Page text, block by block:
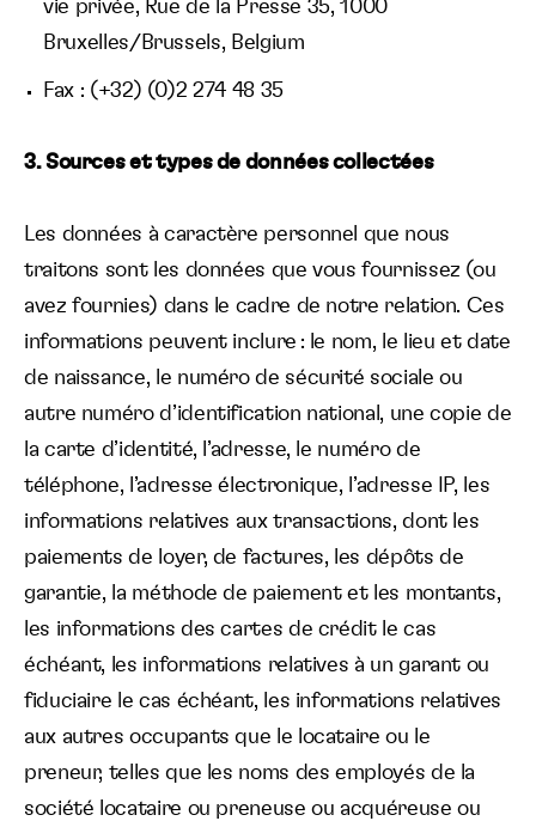
vie privée, Rue de la Presse 35, 1000
Bruxelles/Brussels, Belgium
Fax : (+32) (0)2 274 48 35
3. Sources et types de données collectées
Les données à caractère personnel que nous
traitons sont les données que vous fournissez (ou
avez fournies) dans le cadre de notre relation. Ces
informations peuvent inclure : le nom, le lieu et date
de naissance, le numéro de sécurité sociale ou
autre numéro d’identification national, une copie de
la carte d’identité, l’adresse, le numéro de
téléphone, l’adresse électronique, l’adresse IP, les
informations relatives aux transactions, dont les
paiements de loyer, de factures, les dépôts de
garantie, la méthode de paiement et les montants,
les informations des cartes de crédit le cas
échéant, les informations relatives à un garant ou
fiduciaire le cas échéant, les informations relatives
aux autres occupants que le locataire ou le
preneur, telles que les noms des employés de la
société locataire ou preneuse ou acquéreuse ou